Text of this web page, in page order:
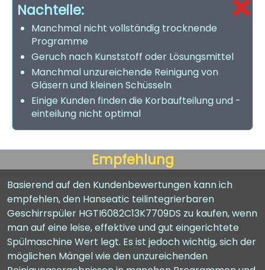
Nachteile:
Manchmal nicht vollständig trocknende
Programme
Geruch nach Kunststoff oder Lösungsmittel
Manchmal unzureichende Reinigung von
Gläsern und kleinen Schüsseln
Einige Kunden finden die Korbaufteilung und -
einteilung nicht optimal
Empfehlung
Basierend auf den Kundenbewertungen kann ich
empfehlen, den Hanseatic teilintegrierbaren
Geschirrspüler HGTI6082C13K7709DS zu kaufen, wenn
man auf eine leise, effektive und gut eingerichtete
Spülmaschine Wert legt. Es ist jedoch wichtig, sich der
möglichen Mängel wie den unzureichenden